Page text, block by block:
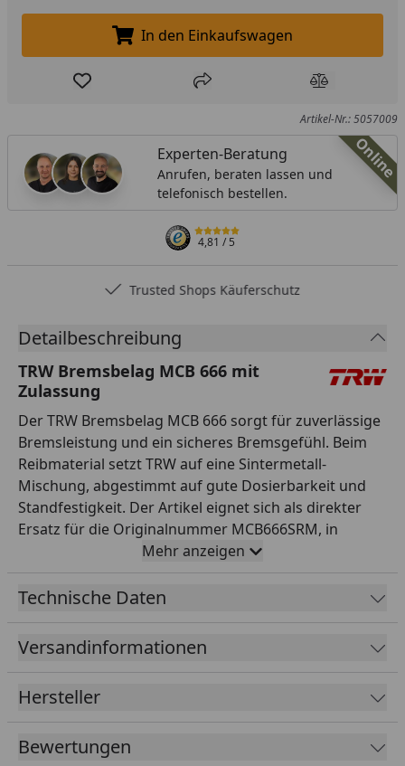
In den Einkaufswagen legen
In den Einkaufswagen
Produkt zur Wunschliste hinzufügen
Teilen Produkt
Artikel-Nr.: 5057009
Online
Experten-Beratung
Anrufen, beraten lassen und
telefonisch bestellen.
4,81/ 5
Trusted Shops Käuferschutz
Detailbeschreibung
TRW Bremsbelag MCB 666 mit
Zulassung
Der TRW Bremsbelag MCB 666 sorgt für zuverlässige
Bremsleistung und ein sicheres Bremsgefühl. Beim
Reibmaterial setzt TRW auf eine Sintermetall-
Mischung, abgestimmt auf gute Dosierbarkeit und
Standfestigkeit. Der Artikel eignet sich als direkter
Ersatz für die Originalnummer MCB666SRM, in
Erstausrüster-Qualität und passt für die
entsprechenden Modelle laut TRW-Anwendungsliste.
Dank Zulassung ist der Einsatz im Straßenverkehr
den weltweit führenden Herstellern von Brems- und
Kupplungskomponenten und beliefert auch die
nach Herstellervorgaben erfolgen. So stellen Sie die
Sicherheit und Funktion Ihres Motorrads zuverlässig
wieder her. Gerade bei sicherheitsrelevanten Teilen
Mehr anzeigen
Technische Daten
Versandinformationen
Hersteller
Bewertungen